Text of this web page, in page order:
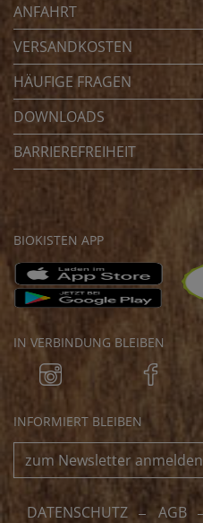
ANFAHRT
VERSANDKOSTEN
HÄUFIGE FRAGEN
DOWNLOADS
BARRIEREFREIHEIT
BIOKISTEN APP
IN VERBINDUNG BLEIBEN
INFORMIERT BLEIBEN
zum Newsletter anmelden
DATENSCHUTZ AGB